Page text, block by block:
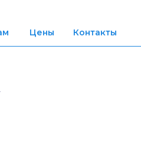
Цены Контакты